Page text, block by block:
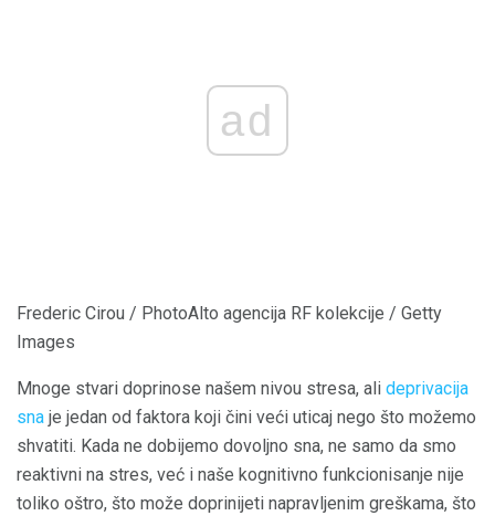
ad
Frederic Cirou / PhotoAlto agencija RF kolekcije / Getty
Images
Mnoge stvari doprinose našem nivou stresa, ali deprivacija
sna je jedan od faktora koji čini veći uticaj nego što možemo
shvatiti. Kada ne dobijemo dovoljno sna, ne samo da smo
reaktivni na stres, već i naše kognitivno funkcionisanje nije
toliko oštro, što može doprinijeti napravljenim greškama, što